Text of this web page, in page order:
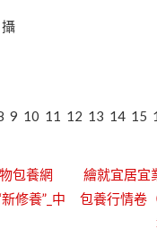
9 10 11 12 13 14 15
包養網
修養”_中
繪就宜居宜
包養行情卷